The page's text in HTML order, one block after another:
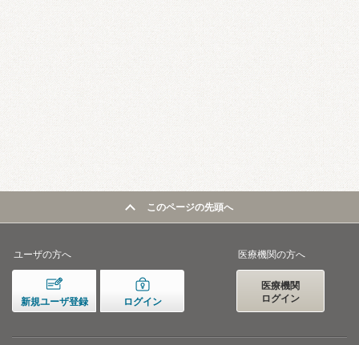
このページの先頭へ
ユーザの方へ
新規ユーザ登録 ログイン
医療機関の方へ
医療機関
ログイン